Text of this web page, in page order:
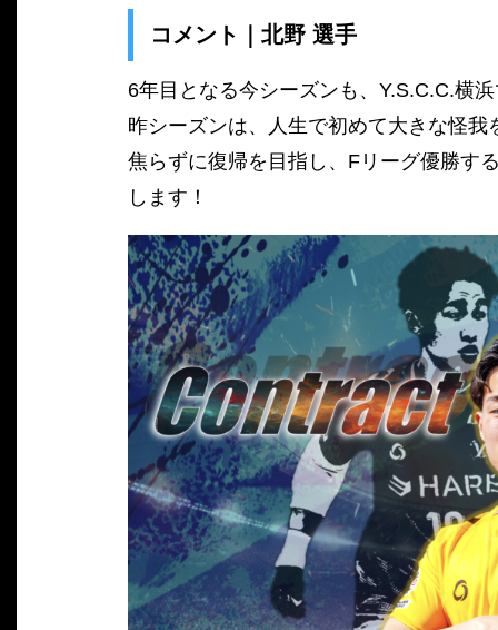
コメント｜北野 選手
6年目となる今シーズンも、Y.S.C.C.横
昨シーズンは、人生で初めて大きな怪
焦らずに復帰を目指し、Fリーグ優勝す
します！